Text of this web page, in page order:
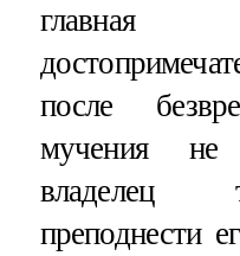
главная
после
мучения
владелец
преподнести